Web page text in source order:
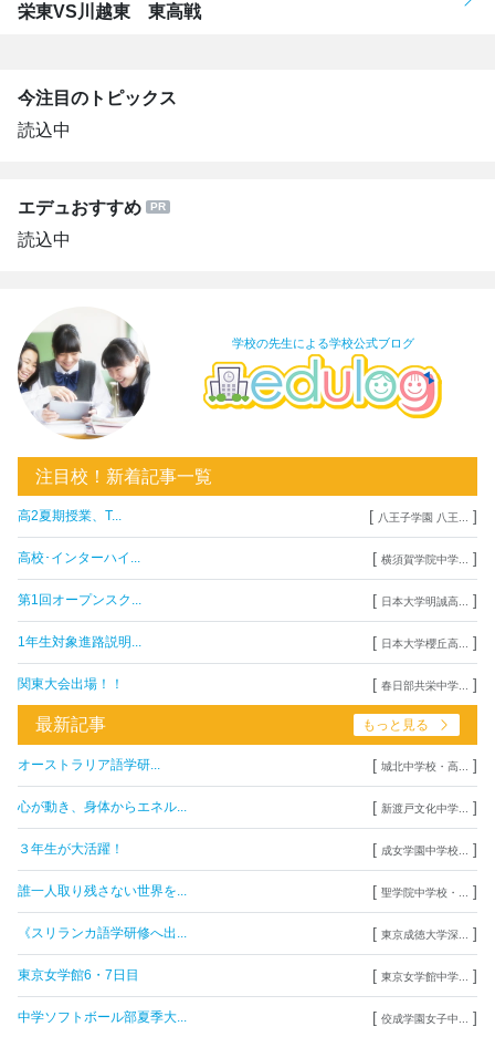
栄東VS川越東 東高戦
今注目のトピックス
読込中
エデュおすすめ
読込中
学校の先生による学校公式ブログ
注目校！新着記事一覧
高2夏期授業、T... [ 八王子学園 八王... ]
高校･インターハイ... [ 横須賀学院中学... ]
第1回オープンスク... [ 日本大学明誠高... ]
1年生対象進路説明... [ 日本大学櫻丘高... ]
関東大会出場！！ [ 春日部共栄中学... ]
最新記事 もっと見る
オーストラリア語学研... [ 城北中学校・高... ]
心が動き、身体からエネル... [ 新渡戸文化中学... ]
３年生が大活躍！ [ 成女学園中学校... ]
誰一人取り残さない世界を... [ 聖学院中学校・... ]
《スリランカ語学研修へ出... [ 東京成徳大学深... ]
東京女学館6・7日目 [ 東京女学館中学... ]
中学ソフトボール部夏季大... [ 佼成学園女子中... ]